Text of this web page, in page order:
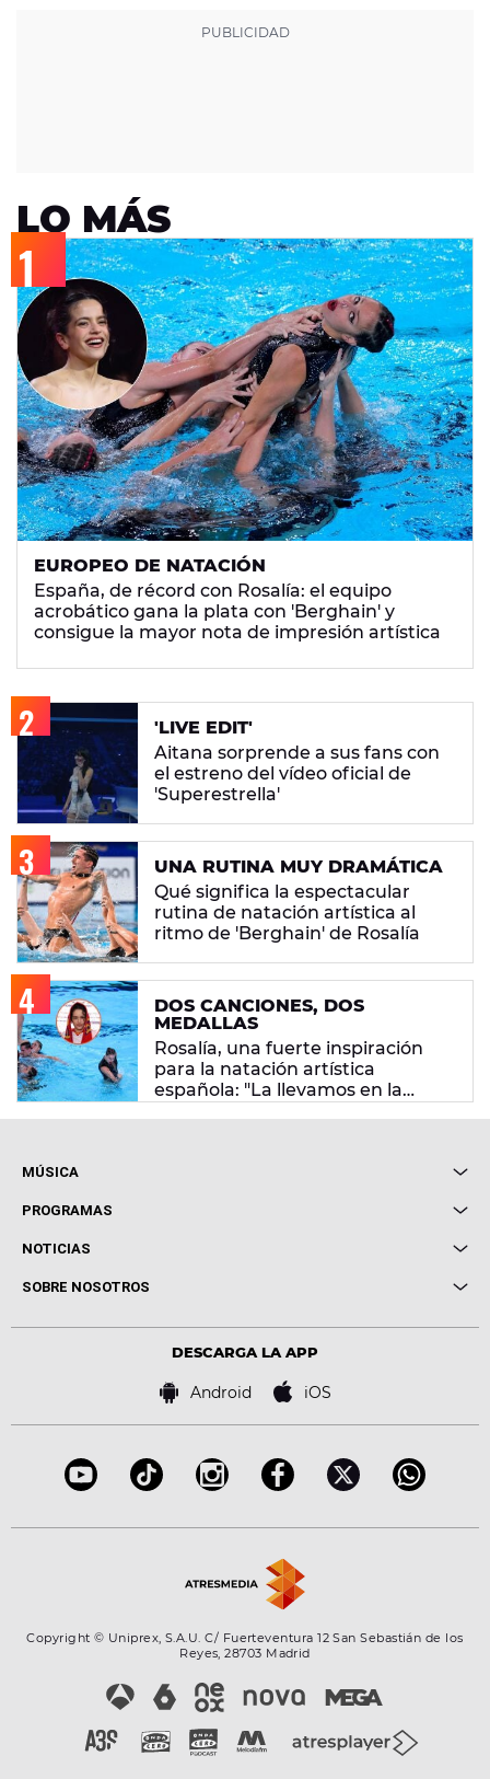
LO MÁS
EUROPEO DE NATACIÓN
España, de récord con Rosalía: el equipo
acrobático gana la plata con 'Berghain' y
consigue la mayor nota de impresión artística
'LIVE EDIT'
Aitana sorprende a sus fans con
el estreno del vídeo oficial de
'Superestrella'
UNA RUTINA MUY DRAMÁTICA
Qué significa la espectacular
rutina de natación artística al
ritmo de 'Berghain' de Rosalía
DOS CANCIONES, DOS
MEDALLAS
Rosalía, una fuerte inspiración
para la natación artística
española: "La llevamos en la
MÚSICA
Local de Ensayo Europa FM
Conciertos
PROGRAMAS
Cuerpos especiales
Locutores Europa FM
NOTICIAS
Cine y Televisión
Virales
SOBRE NOSOTROS
Bases de concursos
DESCARGA LA APP
Android iOS
Copyright © Uniprex, S.A.U. C/ Fuerteventura 12 San Sebastián de los
Reyes, 28703 Madrid